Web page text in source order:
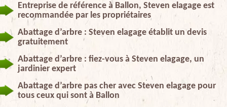
Entreprise de référence à Ballon, Steven elagage est
recommandée par les propriétaires
Abattage d’arbre : Steven elagage établit un devis
gratuitement
Abattage d’arbre : fiez-vous à Steven elagage, un
jardinier expert
Abattage d’arbre pas cher avec Steven elagage pour
tous ceux qui sont à Ballon